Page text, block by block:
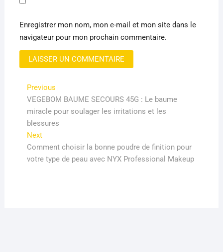
Enregistrer mon nom, mon e-mail et mon site dans le
navigateur pour mon prochain commentaire.
Navigation
de
l’article
PreviousPrevious
post:
VEGEBOM BAUME SECOURS 45G : Le baume
miracle pour soulager les irritations et les
blessures
NextNext
post:
Comment choisir la bonne poudre de finition pour
votre type de peau avec NYX Professional Makeup